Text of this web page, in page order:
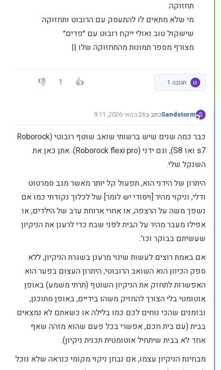
תחזוקה.
מי שלא מתאים לו להתעסק עם הרובוט ותחזוקה
שישקול טוב ואולי ייקח רובוט עם ״פדים״
מצורף מספר תמונות מהתחזוקה שלו ||
ש תגובה 1 1
S
מנותק
Sandstormכתב ב26 במאי 2026, 9:11
נערך לאחרונה על ידי Sandstorm
כבר כמה שנים שיש ברשותי שואב שוטף רובוטי (Roborock
s7 ואז S8), וגם ידני (Roborock flexi pro). אתן כאן את
השנקל שלי.
היתרון של הידני הוא, תפעול קל יותר מאשר מגב סמרטוט
ודלי, וניקוי מהיר [ויסודי יש לומר] של לכלוך נקודתי כמו אם
נשפך משה על הרצפה, או אחרי ארוחת ערב של הילדים, או
אפילו מעבר מהיר על הבית לפני שבת כדי לרענן את הניקיון
שעשיתם בבוקר וכו'.
אם באמת רוצים לעשות שינוי מרענן בשגרת הניקיון, ללא
ספק הכיוון הוא השואב הרובוטי, היתרון העצום בפער הוא
האפשרות לתחזק את הניקיון השוטף (תרתי משמע) באופן
אוטומטי בלי הצורך להחזיק משהו בידיים, באופן מתוכנן,
ובזמנים שהכי נוחים לכם כמו בלילה או כשאתם לא נמצאים
בבית (עם בית חכם, אפשרי בכל פעם שהוא מזהה שאף
אחד לא בבית שיתחיל אוטומטית תכנית ניקיון).
מבחינת הניקיון עצמו, אם נבחן ניקוי מקומי כנראה שלא נוכל